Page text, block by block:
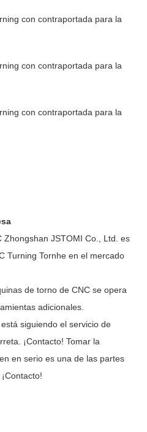
Zhongshan JSTOMI Co., Ltd. es
Turning Tornhe en el mercado
de torno de CNC se opera
adicionales.
siguiendo el servicio de
¡Contacto! Tomar la
en serio es una de las partes